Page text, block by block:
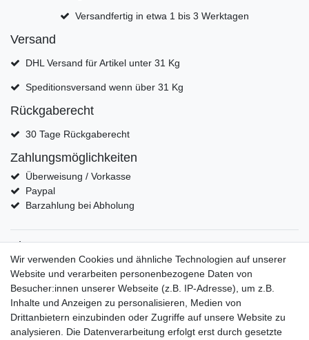
Versandfertig in etwa 1 bis 3 Werktagen
Versand
DHL Versand für Artikel unter 31 Kg
Speditionsversand wenn über 31 Kg
Rückgaberecht
30 Tage Rückgaberecht
Zahlungsmöglichkeiten
Überweisung / Vorkasse
Paypal
Barzahlung bei Abholung
Shop
moderne Regale
Designer Kommoden
Designer Schreibtische
Musterstücke von Oberflächen
Mein Konto
Wir verwenden Cookies und ähnliche Technologien auf unserer
Website und verarbeiten personenbezogene Daten von
Besucher:innen unserer Webseite (z.B. IP-Adresse), um z.B.
Inhalte und Anzeigen zu personalisieren, Medien von
Drittanbietern einzubinden oder Zugriffe auf unsere Website zu
analysieren. Die Datenverarbeitung erfolgt erst durch gesetzte